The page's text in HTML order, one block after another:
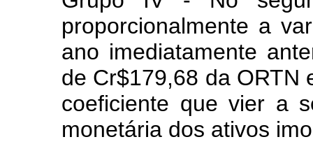
proporcionalmente a
ano imediatamente
de Cr$179,68 da ORTN
coeficiente que vier a
monetária dos ativos